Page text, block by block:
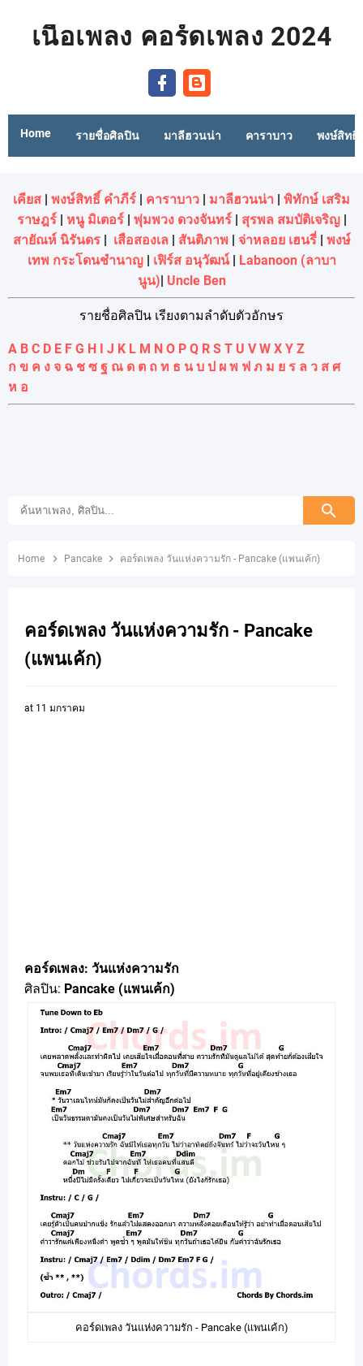
เนื้อเพลง คอร์ดเพลง 2024
Home รายชื่อศิลปิน มาลีฮวนน่า คาราบาว พงษ์สิทธิ์
เคียส | พงษ์สิทธิ์ คำภีร์ | คาราบาว | มาลีฮวนน่า | พิทักษ์ เสริม
ราษฎร์| หนู มิเตอร์| พุ่มพวง ดวงจันทร์| สุรพล สมบัติเจริญ|
สายัณห์ นิรันดร| เสือสองเล | สันติภาพ | จ่าหลอย เฮนรี่| พงษ์
เทพ กระโดนชํานาญ| เฟิร์ส อนุวัฒน์| Labanoon (ลาบา
นูน)| Uncle Ben
รายชื่อศิลปิน เรียงตามลำดับตัวอักษร
A B C D E F G H I J K L M N O P Q R S T U V W X Y Z
ก ข ค ง จ ฉ ช ซ ฐ ณ ด ต ถ ท ธ น บ ป ผ พ ฟ ภ ม ย ร ล ว ส ศ
ห อ
Home Pancake คอร์ดเพลง วันแห่งความรัก - Pancake (แพนเค้ก)
คอร์ดเพลง วันแห่งความรัก - Pancake
(แพนเค้ก)
at 11 มกราคม
คอร์ดเพลง: วันแห่งความรัก
ศิลปิน: Pancake (แพนเค้ก)
คอร์ดเพลง วันแห่งความรัก - Pancake (แพนเค้ก)